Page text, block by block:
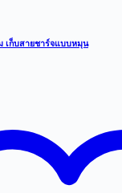
เก็บสายชาร์จแบบหมุน